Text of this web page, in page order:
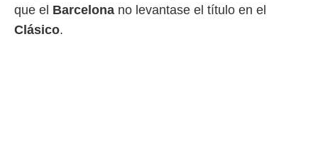
que el Barcelona no levantase el título en el
Clásico.